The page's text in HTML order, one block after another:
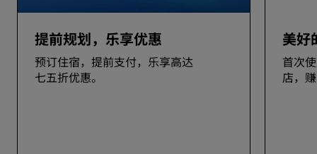
提前规划，乐享优惠
预订住宿，提前支付，乐享高达
七五折优惠。
美好
首次
店，